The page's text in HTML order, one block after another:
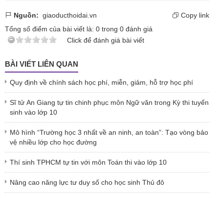
Nguồn: giaoducthoidai.vn
Copy link
Tổng số điểm của bài viết là: 0 trong 0 đánh giá
Click để đánh giá bài viết
BÀI VIẾT LIÊN QUAN
Quy định về chính sách học phí, miễn, giảm, hỗ trợ học phí
Sĩ tử An Giang tự tin chinh phục môn Ngữ văn trong Kỳ thi tuyển
sinh vào lớp 10
Mô hình “Trường học 3 nhất về an ninh, an toàn”: Tạo vòng bảo
vệ nhiều lớp cho học đường
Thí sinh TPHCM tự tin với môn Toán thi vào lớp 10
Nâng cao năng lực tư duy số cho học sinh Thủ đô